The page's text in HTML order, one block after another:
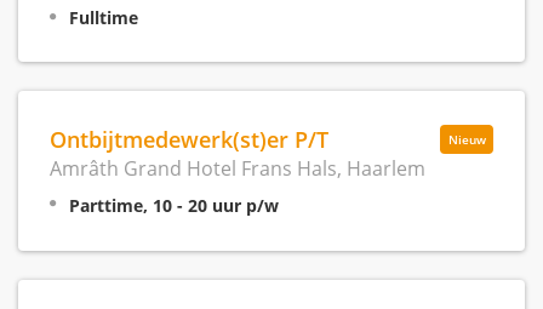
Fulltime
Nieuw
Ontbijtmedewerk(st)er P/T
Amrâth Grand Hotel Frans Hals, Haarlem
Parttime, 10 - 20 uur p/w